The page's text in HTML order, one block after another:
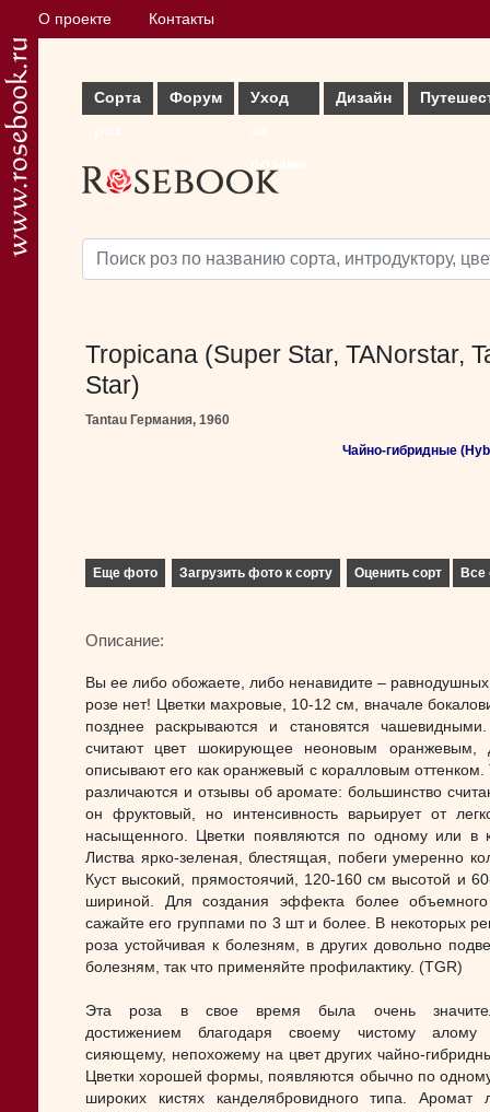
О проекте Контакты
Сорта
Форум
Уход
Дизайн
Tropicana (Super Star, TANorstar,
Star)
Tantau Германия, 1960
Чайно-гибридные
Еще фото Загрузить фото к сорту Оценить сорт Все
Описание:
Вы ее либо обожаете, либо ненавидите – равнодушных
розе нет! Цветки махровые, 10-12 см, вначале
позднее раскрываются и становятся
считают цвет шокирующее неоновым оранжевым,
описывают его как оранжевый с коралловым оттенком.
различаются и отзывы об аромате: большинство
он фруктовый, но интенсивность варьирует от
насыщенного. Цветки появляются по одному или в
Листва ярко-зеленая, блестящая, побеги умеренно
Куст высокий, прямостоячий, 120-160 см высотой и
шириной. Для создания эффекта более объемного
сажайте его группами по 3 шт и более. В некоторых
роза устойчивая к болезням, в других довольно
болезням, так что применяйте профилактику. (TGR)
Эта роза в свое время была очень
достижением благодаря своему чистому алому
сияющему, непохожему на цвет других чайно-
Цветки хорошей формы, появляются обычно по
широких кистях канделябровидного типа. Аромат